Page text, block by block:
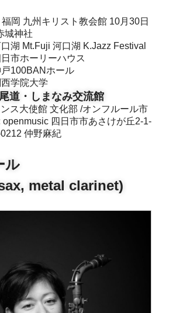
城神社
湖 Mt.Fuji 河口湖 K.Jazz Festival
市ホーリーハウス
100BANホール
学院大学
道・しまなみ交流館
ス大使館 文化部 /オンフルール市
四日市市あさけが丘2-1-
仲野麻紀
ル
metal clarinet)